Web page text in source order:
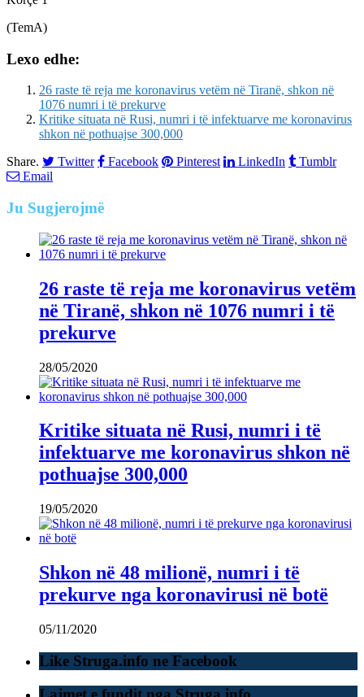
(TemA)
Lexo edhe:
26 raste të reja me koronavirus vetëm në Tiranë, shkon në
1076 numri i të prekurve
Kritike situata në Rusi, numri i të infektuarve me koronavirus
shkon në pothuajse 300,000
Share.
Twitter Facebook Pinterest LinkedIn
Tumblr
Email
Ju Sugjerojmë
26 raste të reja me koronavirus vetëm
në Tiranë, shkon në 1076 numri i të
prekurve
28/05/2020
Kritike situata në Rusi, numri i të
infektuarve me koronavirus shkon në
pothuajse 300,000
19/05/2020
Shkon në 48 milionë, numri i të
prekurve nga koronavirusi në botë
05/11/2020
Like Struga.info ne Facebook